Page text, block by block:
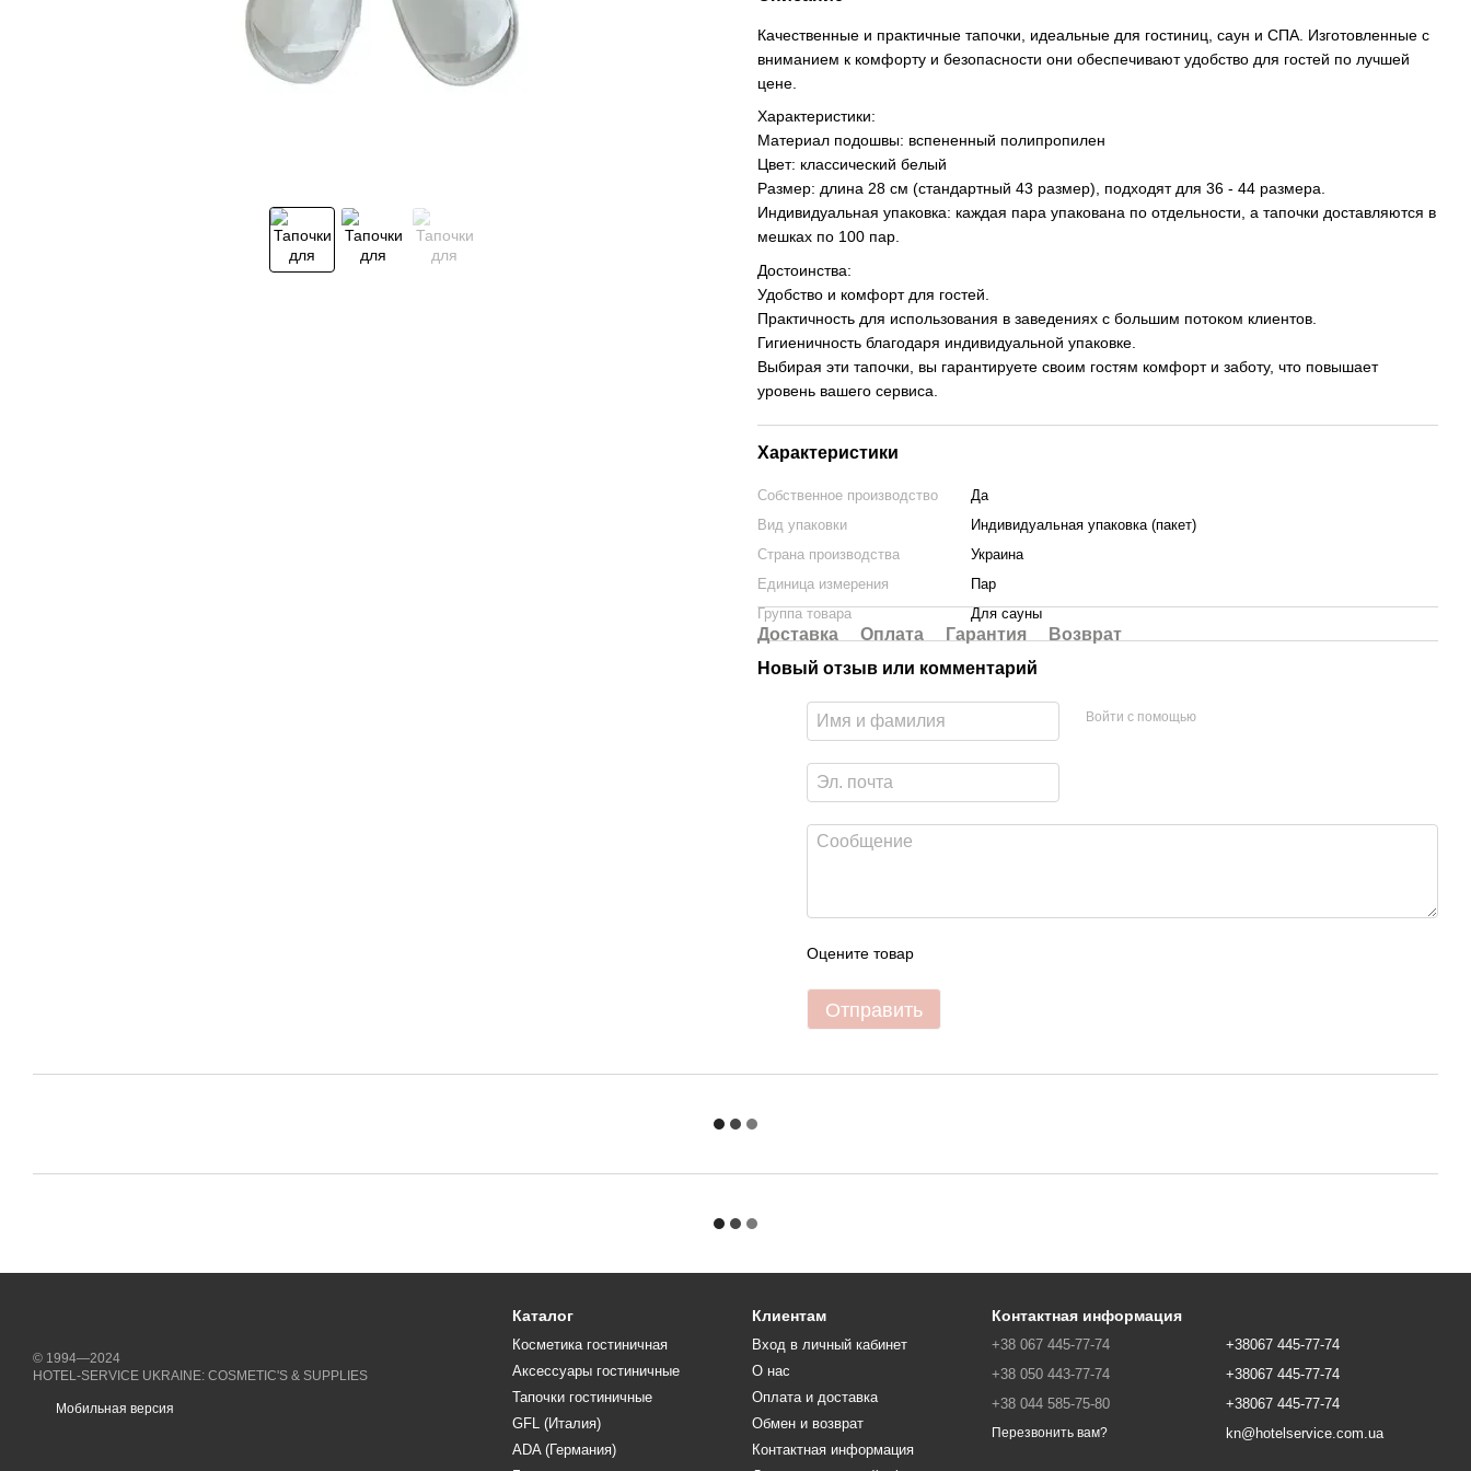
Качественные и практичные тапочки, идеальные для гостиниц, саун и СПА. Изготовленные с
вниманием к комфорту и безопасности они обеспечивают удобство для гостей по лучшей
цене.
Характеристики:
Материал подошвы: вспененный полипропилен
Цвет: классический белый
Размер: длина 28 см (стандартный 43 размер), подходят для 36 - 44 размера.
Индивидуальная упаковка: каждая пара упакована по отдельности, а тапочки доставляются в
мешках по 100 пар.
Достоинства:
Удобство и комфорт для гостей.
Практичность для использования в заведениях с большим потоком клиентов.
Гигиеничность благодаря индивидуальной упаковке.
Выбирая эти тапочки, вы гарантируете своим гостям комфорт и заботу, что повышает
уровень вашего сервиса.
Характеристики
Собственное производство
Да
Вид упаковки
Индивидуальная упаковка (пакет)
Страна производства
Украина
Единица измерения
Пар
Группа товара
Для сауны
Доставка Оплата Гарантия
Возврат
Новый отзыв или комментарий
Войти с помощью
Оцените товар
Отправить
© 1994—2024
HOTEL-SERVICE UKRAINE: COSMETIC'S & SUPPLIES
Мобильная версия
Каталог
Косметика гостиничная
Аксессуары гостиничные
Тапочки гостиничные
GFL (Италия)
ADA (Германия)
Клиентам
Вход в личный кабинет
О нас
Оплата и доставка
Обмен и возврат
Контактная информация
Контактная информация
+38 067 445-77-74
+38 050 443-77-74
+38 044 585-75-80
Перезвонить вам?
+38067 445-77-74
+38067 445-77-74
+38067 445-77-74
kn@hotelservice.com.ua